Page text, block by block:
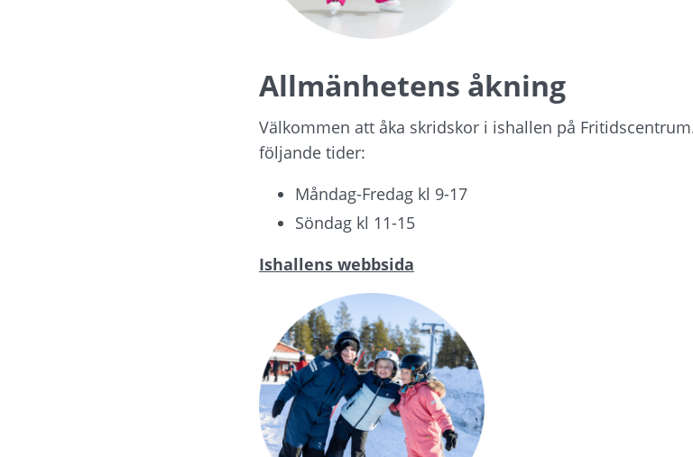
Allmänhetens åkning
Välkommen att åka skridskor i ishallen på
följande tider:
Måndag-Fredag kl 9-17
Söndag kl 11-15
Ishallens webbsida